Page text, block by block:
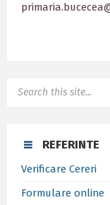
REFERINTE
Verificare Cereri
Formulare online